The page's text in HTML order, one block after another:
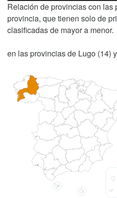
Relación de provincias con
provincia, que tienen solo de
clasificadas de mayor a menor.
en las provincias de Lugo (14)